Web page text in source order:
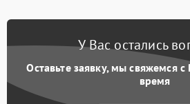
Образование конденсата
1800 ₽
У Вас остались
Оставьте заявку, мы свяжемся
время